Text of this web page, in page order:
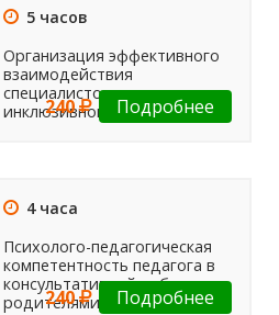
5 часов
Организация эффективного
взаимодействия
специалистов в условиях
инклюзивного образования
240 Подробнее
4 часа
Психолого-педагогическая
компетентность педагога в
консультативной работе с
родителями. Образ отца
240 Подробнее